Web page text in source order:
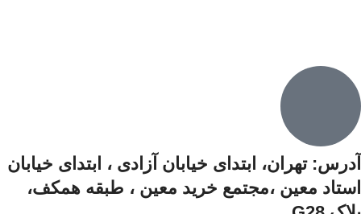
آدرس: تهران، ابتدای خیابان آزادی ،‌ ابتدای خیابان
استاد معین ،مجتمع خرید معین ،‌ طبقه همکف،‌